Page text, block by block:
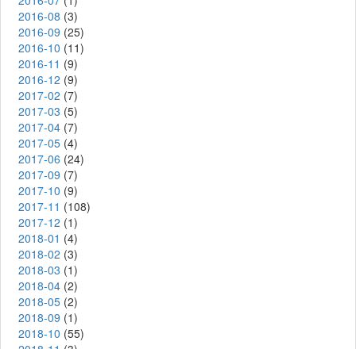
2016-08 (3)
2016-09 (25)
2016-10 (11)
2016-11 (9)
2016-12 (9)
2017-02 (7)
2017-03 (5)
2017-04 (7)
2017-05 (4)
2017-06 (24)
2017-09 (7)
2017-10 (9)
2017-11 (108)
2017-12 (1)
2018-01 (4)
2018-02 (3)
2018-03 (1)
2018-04 (2)
2018-05 (2)
2018-09 (1)
2018-10 (55)